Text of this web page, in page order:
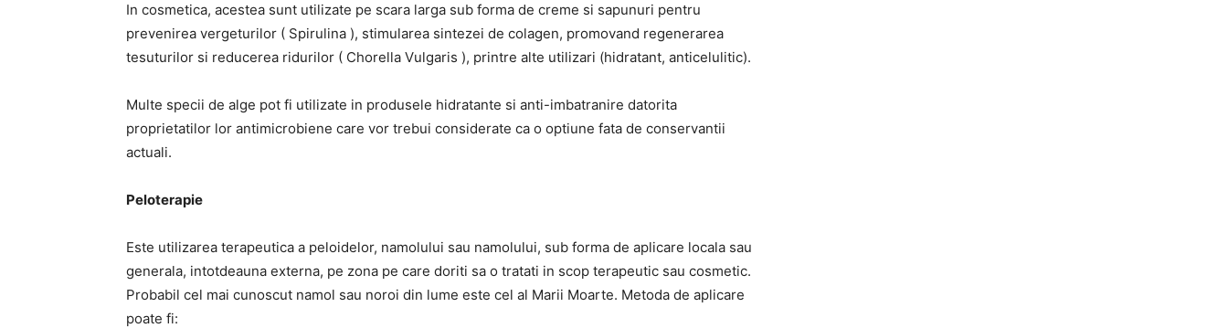
In cosmetica, acestea sunt utilizate pe scara larga sub forma de creme si sapunuri pentru
prevenirea vergeturilor ( Spirulina ), stimularea sintezei de colagen, promovand regenerarea
tesuturilor si reducerea ridurilor ( Chorella Vulgaris ), printre alte utilizari (hidratant, anticelulitic).
Multe specii de alge pot fi utilizate in produsele hidratante si anti-imbatranire datorita
proprietatilor lor antimicrobiene care vor trebui considerate ca o optiune fata de conservantii
actuali.
Peloterapie
Este utilizarea terapeutica a peloidelor, namolului sau namolului, sub forma de aplicare locala sau
generala, intotdeauna externa, pe zona pe care doriti sa o tratati in scop terapeutic sau cosmetic.
Probabil cel mai cunoscut namol sau noroi din lume este cel al Marii Moarte. Metoda de aplicare
poate fi: